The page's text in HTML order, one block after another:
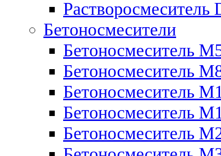
Растворосмеситель
Бетоносмесители
Бетоносмеситель
Бетоносмеситель
Бетоносмеситель
Бетоносмеситель
Бетоносмеситель